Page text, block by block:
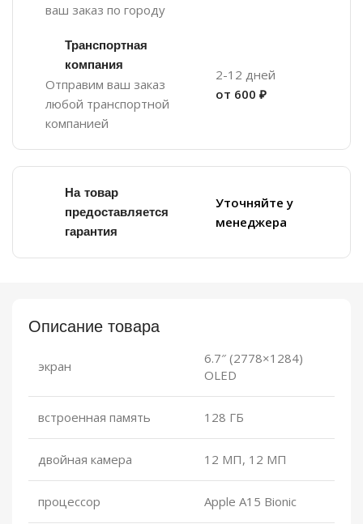
ваш заказ по городу
Транспортная
компания
Отправим ваш заказ
любой транспортной
компанией
2-12 дней
от 600 ₽
На товар
предоставляется
гарантия
Уточняйте у
менеджера
Описание товара
экран
6.7″ (2778×1284)
OLED
встроенная память 128 ГБ
двойная камера 12 МП, 12 МП
процессор Apple A15 Bionic